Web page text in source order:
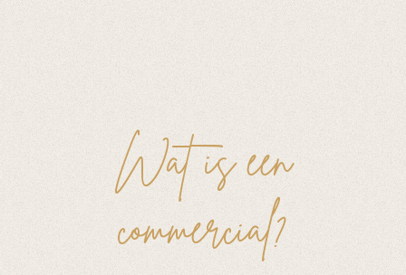
Wat is een
commercial?